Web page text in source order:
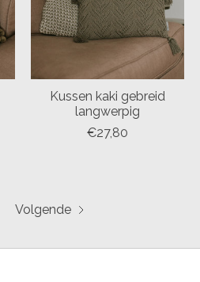
Kussen kaki gebreid
langwerpig
€27,80
Volgende